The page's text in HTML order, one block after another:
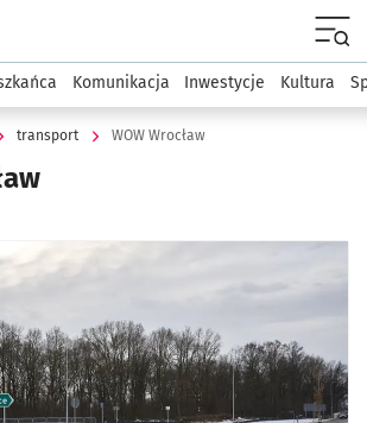
informacyjny wroclaw.pl
Komunikacja Inwestycje Kultura
transport WOW Wrocław